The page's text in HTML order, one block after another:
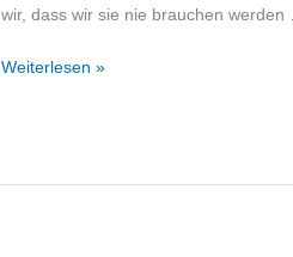
wir, dass wir sie nie brauchen werden
Notfallrucksack-
Weiterlesen »